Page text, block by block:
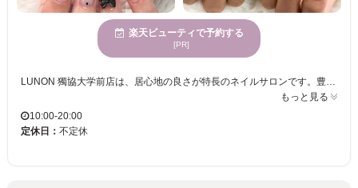
楽天ビューティで予約する
[PR]
LUNON 獨協大学前店は、居心地の良さが特長のネイルサロンです。豊富なデザインを揃えており、あなたの個性やスタイルを反映したネイルが実現できます。あらゆる年代の女性に支持されています。駐車場を完備しているので、車での来店も便利です。また、様々な決済方法に対応していますので、お買い物感覚で気軽にご利用ください。親しみやすい雰囲気に包まれ、訪れるたびに自分だけの特別なひと時を体験できる場所として、多くの方に繰り返しご来店いただいています。新しい自分を発見したい、そんな時にぜひ訪れていただきたいサロンです。
もっと見る
10:00-20:00
定休日： 不定休